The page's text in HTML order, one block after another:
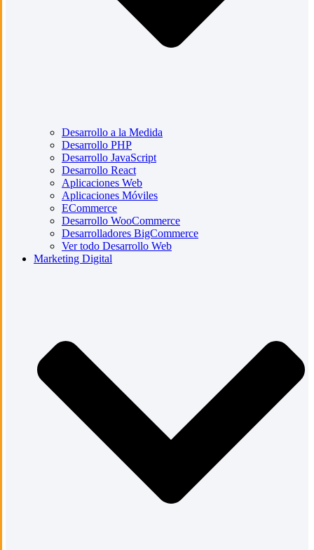
Desarrollo a la Medida
Desarrollo PHP
Desarrollo JavaScript
Desarrollo React
Aplicaciones Web
Aplicaciones Móviles
ECommerce
Desarrollo WooCommerce
Desarrolladores BigCommerce
Ver todo Desarrollo Web
Marketing Digital